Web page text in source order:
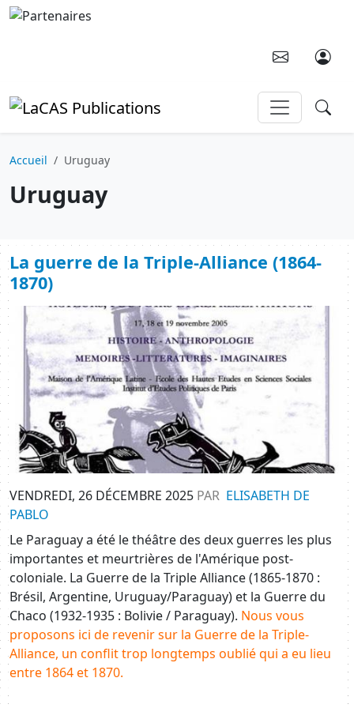
Aller au contenu principal
Accueil Uruguay
Uruguay
La guerre de la Triple-Alliance (1864-
1870)
Image
VENDREDI, 26 DÉCEMBRE 2025 PAR ELISABETH DE
PABLO
Le Paraguay a été le théâtre des deux guerres les plus
importantes et meurtrières de l'Amérique post-
coloniale. La Guerre de la Triple Alliance (1865-1870 :
Brésil, Argentine, Uruguay/Paraguay) et la Guerre du
Chaco (1932-1935 : Bolivie / Paraguay). Nous vous
proposons ici de revenir sur la Guerre de la Triple-
Alliance, un conflit trop longtemps oublié qui a eu lieu
entre 1864 et 1870.